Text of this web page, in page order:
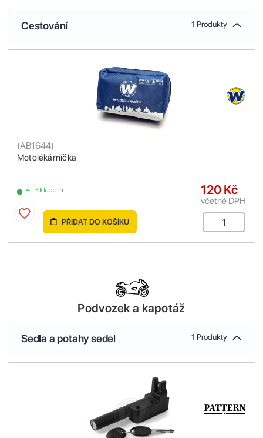
Cestování 1 Produkty
Motolékárnička
(AB1644)
4+ Skladem 120 Kč
včetně DPH
PŘIDAT DO KOŠÍKU
Podvozek a kapotáž
Sedla a potahy sedel 1 Produkty